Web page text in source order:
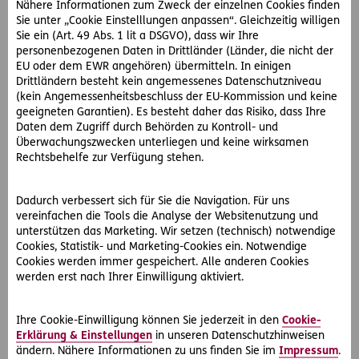
Nähere Informationen zum Zweck der einzelnen Cookies finden
Sie unter „Cookie Einstelllungen anpassen“. Gleichzeitig willigen
Sie ein (Art. 49 Abs. 1 lit a DSGVO), dass wir Ihre
personenbezogenen Daten in Drittländer (Länder, die nicht der
EU oder dem EWR angehören) übermitteln. In einigen
Drittländern besteht kein angemessenes Datenschutzniveau
(kein Angemessenheitsbeschluss der EU-Kommission und keine
geeigneten Garantien). Es besteht daher das Risiko, dass Ihre
Daten dem Zugriff durch Behörden zu Kontroll- und
Überwachungszwecken unterliegen und keine wirksamen
Rechtsbehelfe zur Verfügung stehen.
Dadurch verbessert sich für Sie die Navigation. Für uns
vereinfachen die Tools die Analyse der Websitenutzung und
unterstützen das Marketing. Wir setzen (technisch) notwendige
Cookies, Statistik- und Marketing-Cookies ein. Notwendige
Cookies werden immer gespeichert. Alle anderen Cookies
werden erst nach Ihrer Einwilligung aktiviert.
Ihre Cookie-Einwilligung können Sie jederzeit in den Cookie-
Erklärung & Einstellungen in unseren Datenschutzhinweisen
ändern. Nähere Informationen zu uns finden Sie im Impressum.
Schnarchschiene ab dem ersten Mal wirklich gern. Doch
das ändert sich. Geben Sie sich daher Zeit.
Tragen Sie die Schnarchschienen in den ersten Tagen
beispielsweise beim Fernsehen. Das lenkt ab und Sie
denken nicht permanent an das Gefühl im Mund.
In den ersten Tagen reicht eine Anwendungsdauer von
15 bis 20 Minuten aus.
Steigern Sie die Anwendungszeit täglich um einige
Minuten. Ideal sind 10-Minuten-Schritte.
ein, wenn Sie diese ohne Einschränkungen eine Stunde
lang tragen können.
Überfordern Sie Ihren Körper nicht. Starten Sie bei den
Schnarchschienen mit dem längsten Bändchen.
Passen Sie das Bändchen schrittweise Ihrem
das Bändchen.
Haltbarkeit und Reinigung der Schiene